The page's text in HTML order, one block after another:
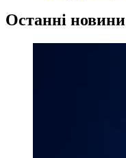
Останні новини